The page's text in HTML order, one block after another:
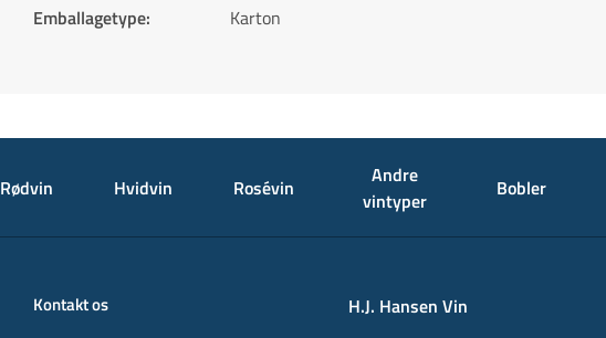
Emballagetype: Karton
Rødvin Hvidvin Rosévin
Andre
vintyper
Bobler
Kontakt os
H.J. Hansen Vin